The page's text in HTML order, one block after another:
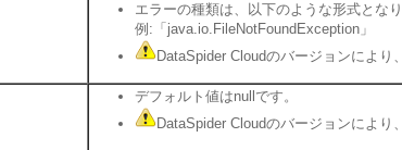
エラーの種類は、以下のような形式とな
例:「java.io.FileNotFoundException」
DataSpider Cloudのバージョンによ
デフォルト値はnullです。
DataSpider Cloudのバージョンによ